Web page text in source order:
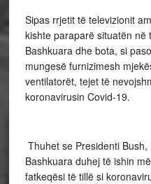
Sipas rrjetit të televizionit
kishte paraparë situatën në
Bashkuara dhe bota, si
mungesë furnizimesh
ventilatorët, tejet të
koronavirusin Covid-19.
Thuhet se Presidenti
Bashkuara duhej të ishin
fatkeqësi të tillë si